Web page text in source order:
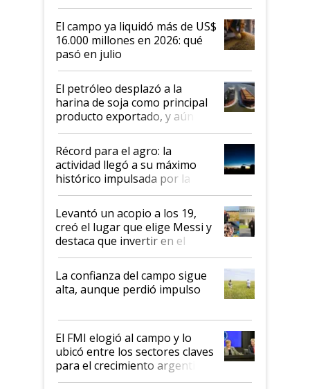
El campo ya liquidó más de US$
16.000 millones en 2026: qué
pasó en julio
El petróleo desplazó a la
harina de soja como principal
producto exportado, y aún así
el agro aportó casi seis de cada
diez dólares y sostuvo el
liderazgo en un semestre
récord
Récord para el agro: la
actividad llegó a su máximo
histórico impulsada por la
cosecha y las exportaciones
Levantó un acopio a los 19,
creó el lugar que elige Messi y
destaca que invertir en el
kirchnerismo era como "darle
plata a un hijo para droga":
Juan Félix Rossetti, el libertario
que de una dura crisis salió
de Milei
La confianza del campo sigue
alta, aunque perdió impulso
El FMI elogió al campo y lo
ubicó entre los sectores claves
para el crecimiento argentino